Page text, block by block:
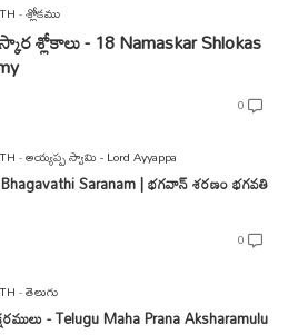
శ్లోకము
శ్లోకాలు - 18 Namaskar Shlokas
0
అయ్యప్ప స్వామి - Lord Ayyappa
Saranam | భగవాన్ శరణం భగవతి
0
తెలుగు
- Telugu Maha Prana Aksharamulu